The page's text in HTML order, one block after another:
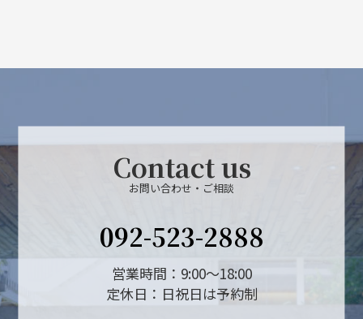
Contact us
お問い合わせ・ご相談
092-523-2888
営業時間：9:00～18:00
定休日：日祝日は予約制